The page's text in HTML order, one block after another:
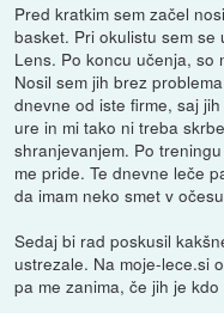
Pred kratkim sem začel
basket. Pri okulistu sem
Lens. Po koncu učenja, so
Nosil sem jih brez
dnevne od iste firme, saj
ure in mi tako ni treba
shranjevanjem. Po
me pride. Te dnevne leče
da imam neko smet v
Sedaj bi rad poskusil
ustrezale. Na moje-lece.si
pa me zanima, če jih je